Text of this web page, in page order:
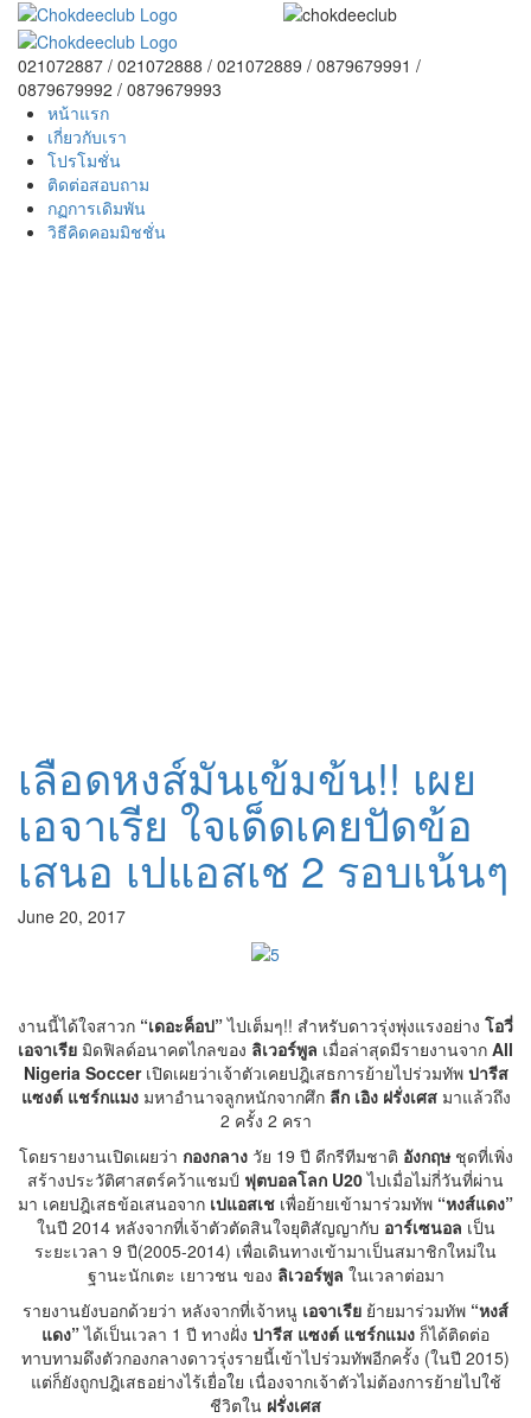
021072887 / 021072888 / 021072889 / 0879679991 /
0879679992 / 0879679993
หน้าแรก
เกี่ยวกับเรา
โปรโมชั่น
ติดต่อสอบถาม
กฏการเดิมพัน
วิธีคิดคอมมิชชั่น
เลือดหงส์มันเข้มข้น!! เผย
เอจาเรีย ใจเด็ดเคยปัดข้อ
เสนอ เปแอสเช 2 รอบเน้นๆ
June 20, 2017
งานนี้ได้ใจสาวก “เดอะค็อป”ไปเต็มๆ!! สำหรับดาวรุ่งพุ่งแรงอย่าง โอวี่
เอจาเรีย มิดฟิลด์อนาคตไกลของ ลิเวอร์พูล เมื่อล่าสุดมีรายงานจาก All
Nigeria Soccerเปิดเผยว่าเจ้าตัวเคยปฎิเสธการย้ายไปร่วมทัพ ปารีส
แซงต์ แชร์กแมงมหาอำนาจลูกหนักจากศึก ลีก เอิง ฝรั่งเศสมาแล้วถึง
2 ครั้ง 2 ครา
โดยรายงานเปิดเผยว่า กองกลางวัย 19 ปี ดีกรีทีมชาติ อังกฤษชุดที่เพิ่ง
สร้างประวัติศาสตร์คว้าแชมป์ ฟุตบอลโลก U20ไปเมื่อไม่กี่วันที่ผ่าน
มา เคยปฎิเสธข้อเสนอจาก เปแอสเช เพื่อย้ายเข้ามาร่วมทัพ “หงส์แดง”
ในปี 2014 หลังจากที่เจ้าตัวตัดสินใจยุติสัญญากับ อาร์เซนอล เป็น
ระยะเวลา 9 ปี(2005-2014) เพื่อเดินทางเข้ามาเป็นสมาชิกใหม่ใน
ฐานะนักเตะ เยาวชน ของ ลิเวอร์พูล ในเวลาต่อมา
รายงานยังบอกด้วยว่า หลังจากที่เจ้าหนู เอจาเรีย ย้ายมาร่วมทัพ “หงส์
แดง”ได้เป็นเวลา 1 ปี ทางฝั่ง ปารีส แซงต์ แชร์กแมง ก็ได้ติดต่อ
ทาบทามดึงตัวกองกลางดาวรุ่งรายนี้เข้าไปร่วมทัพอีกครั้ง (ในปี 2015)
แต่ก็ยังถูกปฎิเสธอย่างไร้เยื่อใย เนื่องจากเจ้าตัวไม่ต้องการย้ายไปใช้
ชีวิตใน ฝรั่งเศส